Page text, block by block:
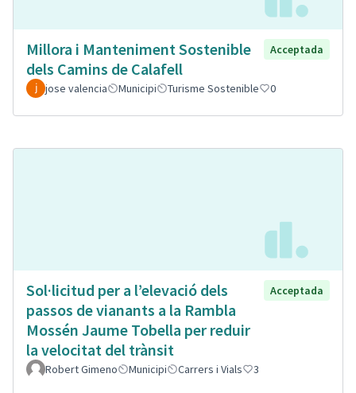
Millora i Manteniment Sostenible
dels Camins de Calafell
Acceptada
jose valencia Municipi Turisme Sostenible 0
Sol·licitud per a l’elevació dels
passos de vianants a la Rambla
Mossén Jaume Tobella per reduir
la velocitat del trànsit
Acceptada
Robert Gimeno Municipi Carrers i Vials 3